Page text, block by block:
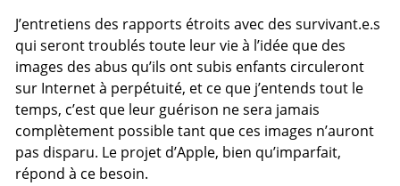
J’entretiens des rapports étroits avec des survivant.e.s
qui seront troublés toute leur vie à l’idée que des
images des abus qu’ils ont subis enfants circuleront
sur Internet à perpétuité, et ce que j’entends tout le
temps, c’est que leur guérison ne sera jamais
complètement possible tant que ces images n’auront
pas disparu. Le projet d’Apple, bien qu’imparfait,
répond à ce besoin.